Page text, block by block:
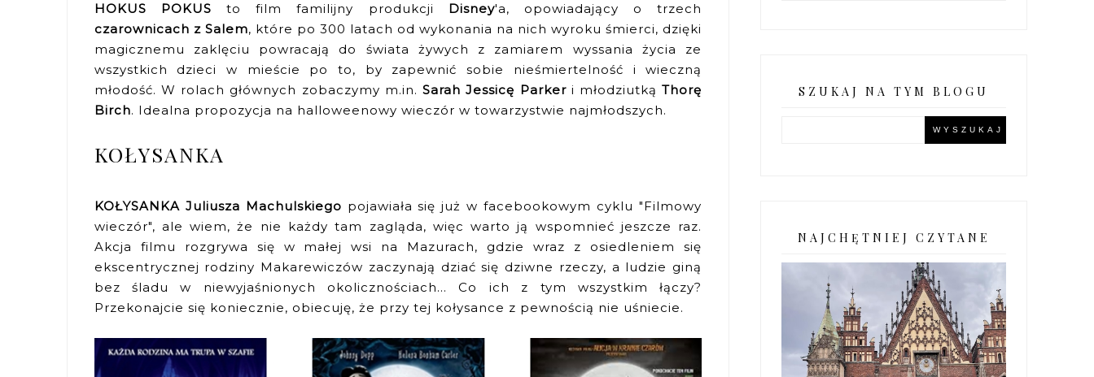
HOKUS POKUS to film familijny produkcji Disney'a, opowiadający o trzech
czarownicach z Salem, które po 300 latach od wykonania na nich wyroku śmierci, dzięki
magicznemu zaklęciu powracają do świata żywych z zamiarem wyssania życia ze
wszystkich dzieci w mieście po to, by zapewnić sobie nieśmiertelność i wieczną
młodość. W rolach głównych zobaczymy m.in.Sarah Jessicę Parkeri młodziutkąThorę
Birch. Idealna propozycja na halloweenowy wieczór w towarzystwie najmłodszych.
KOŁYSANKA
KOŁYSANKA Juliusza Machulskiego pojawiała się już w facebookowym cyklu "Filmowy
wieczór", ale wiem, że nie każdy tam zagląda, więc warto ją wspomnieć jeszcze raz.
Akcja filmu rozgrywa się w małej wsi na Mazurach, gdzie wraz z osiedleniem się
ekscentrycznej rodziny Makarewiczów zaczynają dziać się dziwne rzeczy, a ludzie giną
bez śladu w niewyjaśnionych okolicznościach... Co ich z tym wszystkim łączy?
Przekonajcie się koniecznie, obiecuję, że przy tej kołysance z pewnością nie uśniecie.
SZUKAJ NA TYM BLOGU
NAJCHĘTNIEJ CZYTANE